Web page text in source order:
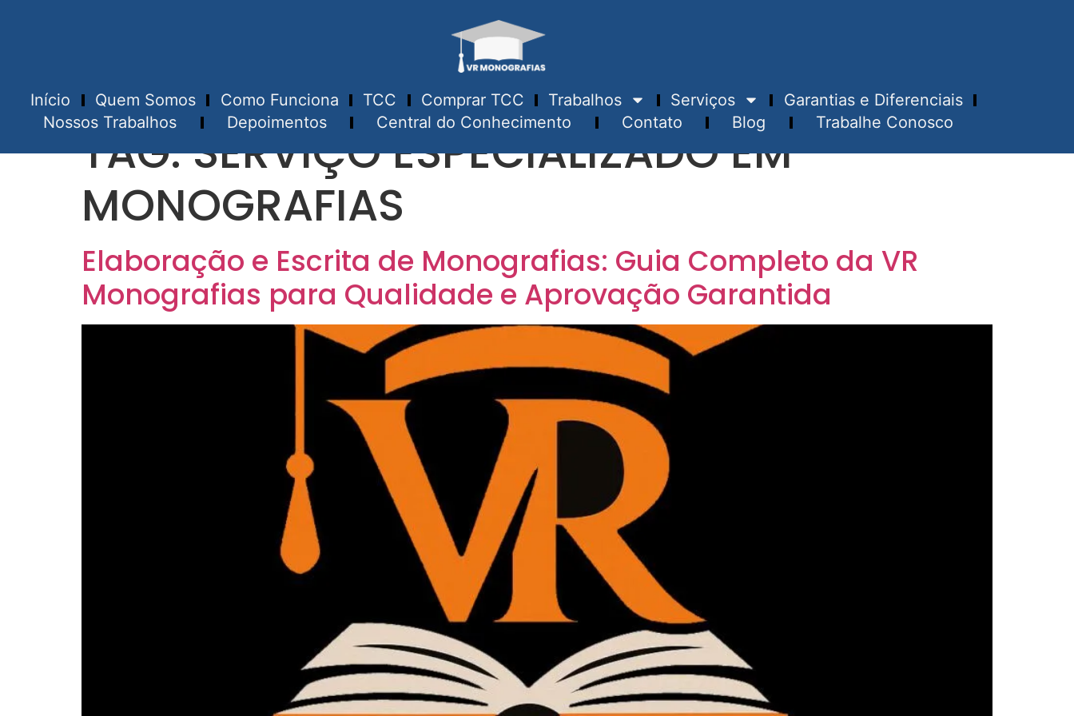
Início Quem Somos Como Funciona TCC Comprar TCC Trabalhos Serviços
Garantias e Diferenciais
Nossos Trabalhos
Depoimentos Central do Conhecimento Contato Blog Trabalhe Conosco
TAG:SERVIÇO ESPECIALIZADO EM
MONOGRAFIAS
Elaboração e Escrita de Monografias: Guia Completo da VR
Monografias para Qualidade e Aprovação Garantida